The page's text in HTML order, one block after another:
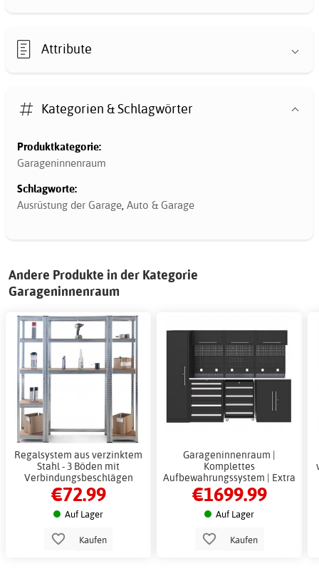
Attribute
Kategorien & Schlagwörter
Produktkategorie:
Garageninnenraum
Schlagworte:
Ausrüstung der Garage, Auto & Garage
Andere Produkte in der Kategorie
Garageninnenraum
Regalsystem aus verzinktem
Stahl - 3 Böden mit
Verbindungsbeschlägen
€72.99
Auf Lager
Kaufen
Garageninnenraum |
Komplettes
Aufbewahrungssystem | Extra
hoch
€1699.99
Auf Lager
Kaufen